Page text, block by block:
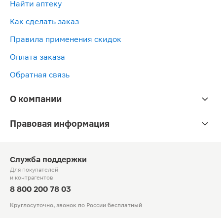
Найти аптеку
Как сделать заказ
Правила применения скидок
Оплата заказа
Обратная связь
О компании
Правовая информация
Служба поддержки
Для покупателей
и контрагентов
8 800 200 78 03
Круглосуточно, звонок по России бесплатный